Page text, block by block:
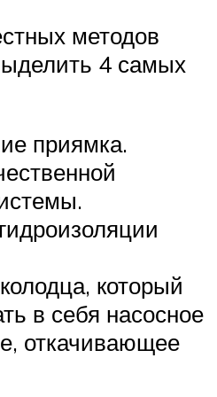
методов
4 самых
приямка.
который
в себя насосное
откачивающее